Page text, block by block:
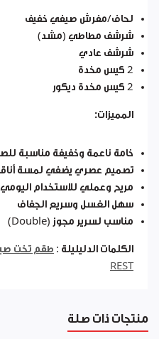
لحاف/مفرش صيفي خفيف
شرشف مطاطي (مشد)
شرشف عادي
2 كيس مخدة
2 كيس مخدة ديكور
المميزات:
خامة ناعمة وخفيفة مناسبة
تصميم عصري يضفي لمسة
مريح وعملي للاستخدام اليومي
سهل الغسل وسريع الجفاف
مناسب لسرير مجوز (Double)
الكلمات الدليليلة :
REST
منتجات ذات صلة